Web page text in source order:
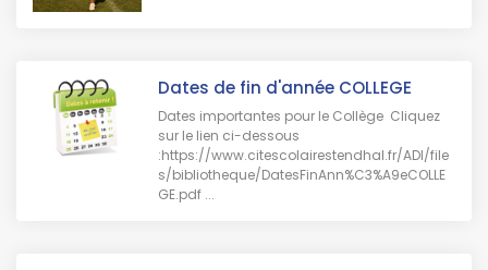
Dates de fin d'année COLLEGE
Dates importantes pour le Collège Cliquez
sur le lien ci-dessous
:https://www.citescolairestendhal.fr/ADI/file
s/bibliotheque/DatesFinAnn%C3%A9eCOLLE
GE.pdf ...